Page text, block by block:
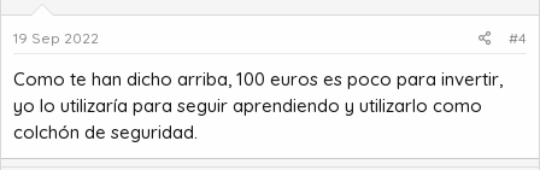
19 Sep 2022 #4
Como te han dicho arriba, 100 euros es poco para invertir,
yo lo utilizaría para seguir aprendiendo y utilizarlo como
colchón de seguridad.